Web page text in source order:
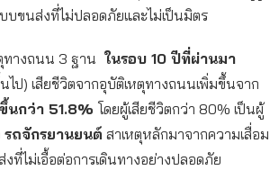
บขนส่งที่ไม่ปลอดภัยและไม่เป็นมิตร
ทางถนน 3 ฐาน ในรอบ 10 ปีที่ผ่านมา
ป) เสียชีวิตจากอุบัติเหตุทางถนนเพิ่มขึ้นจาก
นกว่า 51.8% โดยผู้เสียชีวิตกว่า 80% เป็นผู้
รถจักรยานยนต์ สาเหตุหลักมาจากความเสื่อม
ที่ไม่เอื้อต่อการเดินทางอย่างปลอดภัย